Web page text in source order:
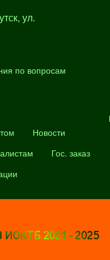
ул.
по вопросам
Новости
Гос. заказ
2021 - 2025